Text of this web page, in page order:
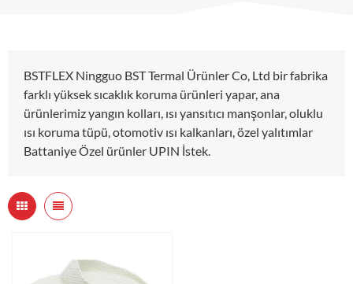
BSTFLEX Ningguo BST Termal Ürünler Co, Ltd bir fabrika
farklı yüksek sıcaklık koruma ürünleri yapar, ana
ürünlerimiz yangın kolları, ısı yansıtıcı manşonlar, oluklu
ısı koruma tüpü, otomotiv ısı kalkanları, özel yalıtımlar
Battaniye Özel ürünler UPIN İstek.